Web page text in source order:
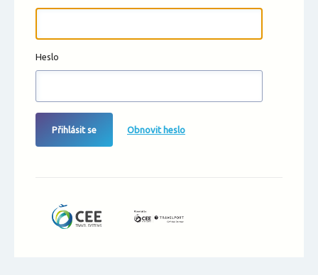
Heslo
Přihlásit se Obnovit heslo